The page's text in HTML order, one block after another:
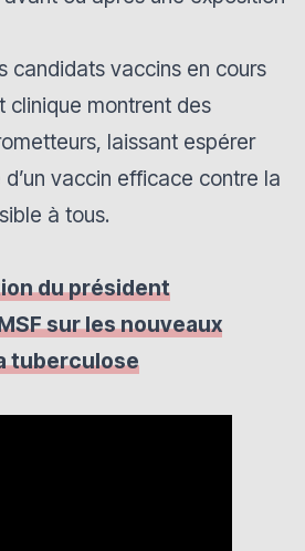
candidats vaccins en cours
clinique montrent des
laissant espérer
d’un vaccin efficace contre la
à tous.
du président
sur les nouveaux
tuberculose